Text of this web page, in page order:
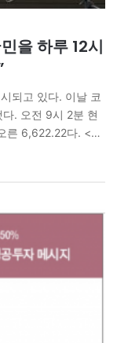
을 하루 12시
되고 있다. 이날 코
. 오전 9시 2분 현
른 6,622.22다. <연
린 자금을 생산적
으로 동의한다. 그